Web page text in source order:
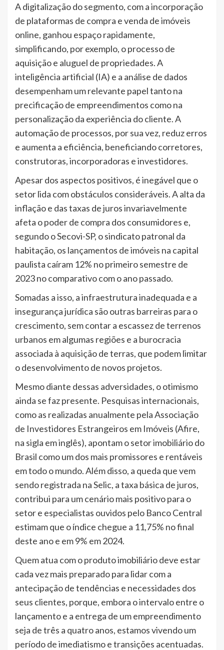
A digitalização do segmento, com a incorporação
de plataformas de compra e venda de imóveis
online, ganhou espaço rapidamente,
simplificando, por exemplo, o processo de
aquisição e aluguel de propriedades. A
inteligência artificial (IA) e a análise de dados
desempenham um relevante papel tanto na
precificação de empreendimentos como na
personalização da experiência do cliente. A
automação de processos, por sua vez, reduz erros
e aumenta a eficiência, beneficiando corretores,
construtoras, incorporadoras e investidores.
Apesar dos aspectos positivos, é inegável que o
setor lida com obstáculos consideráveis. A alta da
inflação e das taxas de juros invariavelmente
afeta o poder de compra dos consumidores e,
segundo o Secovi-SP, o sindicato patronal da
habitação, os lançamentos de imóveis na capital
paulista caíram 12% no primeiro semestre de
2023 no comparativo com o ano passado.
Somadas a isso, a infraestrutura inadequada e a
insegurança jurídica são outras barreiras para o
crescimento, sem contar a escassez de terrenos
urbanos em algumas regiões e a burocracia
associada à aquisição de terras, que podem limitar
o desenvolvimento de novos projetos.
Mesmo diante dessas adversidades, o otimismo
ainda se faz presente. Pesquisas internacionais,
como as realizadas anualmente pela Associação
de Investidores Estrangeiros em Imóveis (Afire,
na sigla em inglês), apontam o setor imobiliário do
Brasil como um dos mais promissores e rentáveis
em todo o mundo. Além disso, a queda que vem
sendo registrada na Selic, a taxa básica de juros,
contribui para um cenário mais positivo para o
setor e especialistas ouvidos pelo Banco Central
estimam que o índice chegue a 11,75% no final
deste ano e em 9% em 2024.
Quem atua com o produto imobiliário deve estar
cada vez mais preparado para lidar com a
antecipação de tendências e necessidades dos
seus clientes, porque, embora o intervalo entre o
lançamento e a entrega de um empreendimento
seja de três a quatro anos, estamos vivendo um
período de imediatismo e transições acentuadas.